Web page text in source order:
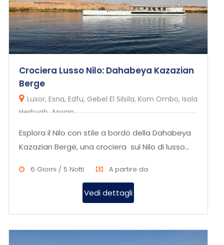
Crociera Lusso Nilo: Dahabeya Kazazian
Berge
Luxor, Esna, Edfu, Gebel El Silsila, Kom Ombo, Isola
Herbyab, Aswan
Esplora il Nilo con stile a bordo della Dahabeya
Kazazian Berge, una crociera sul Nilo di lusso
6 Giorni / 5 Notti A partire da
Vedi dettagli